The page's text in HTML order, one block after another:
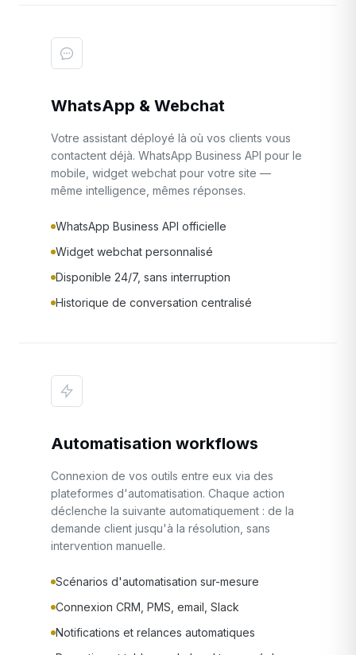
WhatsApp & Webchat
Votre assistant déployé là où vos clients vous
contactent déjà. WhatsApp Business API pour le
mobile, widget webchat pour votre site —
même intelligence, mêmes réponses.
WhatsApp Business API officielle
Widget webchat personnalisé
Disponible 24/7, sans interruption
Historique de conversation centralisé
Automatisation workflows
Connexion de vos outils entre eux via des
plateformes d'automatisation. Chaque action
déclenche la suivante automatiquement : de la
demande client jusqu'à la résolution, sans
intervention manuelle.
Scénarios d'automatisation sur-mesure
Connexion CRM, PMS, email, Slack
Notifications et relances automatiques